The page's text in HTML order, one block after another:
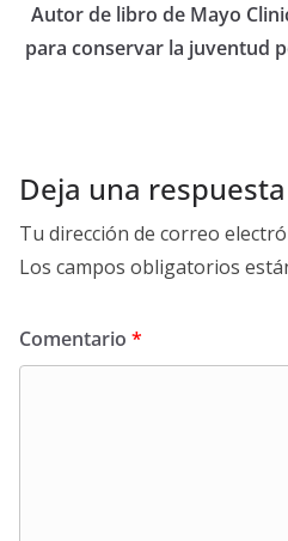
Autor de libro de Mayo
para conservar la juventud
Deja una respuesta
Tu dirección de correo
Los campos obligatorios
Comentario *